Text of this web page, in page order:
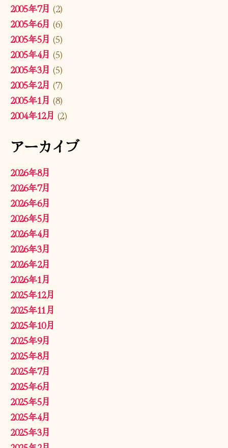
2005年7月 (2)
2005年6月 (6)
2005年5月 (5)
2005年4月 (5)
2005年3月 (5)
2005年2月 (7)
2005年1月 (8)
2004年12月 (2)
アーカイブ
2026年8月
2026年7月
2026年6月
2026年5月
2026年4月
2026年3月
2026年2月
2026年1月
2025年12月
2025年11月
2025年10月
2025年9月
2025年8月
2025年7月
2025年6月
2025年5月
2025年4月
2025年3月